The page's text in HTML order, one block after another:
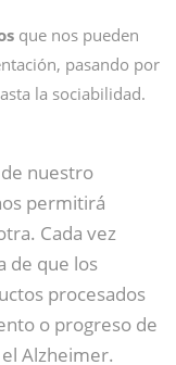
que nos pueden
pasando por
la sociabilidad.
nuestro
permitirá
Cada vez
de que los
procesados
o progreso de
Alzheimer.